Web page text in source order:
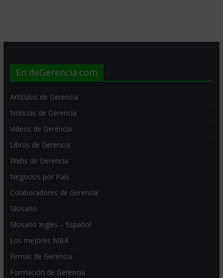
En deGerencia.com
Artículos de Gerencia
Noticias de Gerencia
Videos de Gerencia
Libros de Gerencia
Webs de Gerencia
Negocios por País
Colaboradores de Gerencia
Glosario
Glosario Inglés – Español
Los mejores MBA
Firmas de Gerencia
Formación de Gerencia